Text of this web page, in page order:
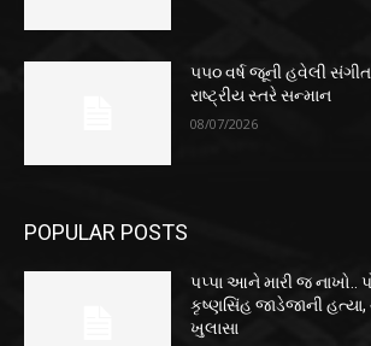
૫૫૦ વર્ષ જૂની હવેલી
રાષ્ટ્રીય સ્તરે સન્માન
08/07/2026
POPULAR POSTS
પપ્પા આને મારી જ નાખો..
કૃષ્ણસિંહ જાડેજાની હત્યા,
ખુલાસા